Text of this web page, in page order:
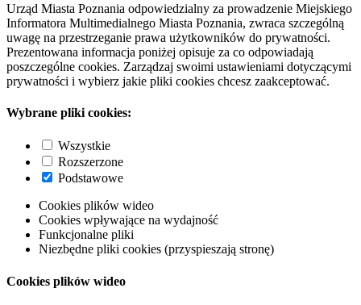
Urząd Miasta Poznania odpowiedzialny za prowadzenie Miejskiego
Informatora Multimedialnego Miasta Poznania, zwraca szczególną
uwagę na przestrzeganie prawa użytkowników do prywatności.
Prezentowana informacja poniżej opisuje za co odpowiadają
poszczególne cookies. Zarządzaj swoimi ustawieniami dotyczącymi
prywatności i wybierz jakie pliki cookies chcesz zaakceptować.
Wybrane pliki cookies:
Wszystkie
Rozszerzone
Podstawowe
Cookies plików wideo
Cookies wpływające na wydajność
Funkcjonalne pliki
Niezbędne pliki cookies (przyspieszają stronę)
Cookies plików wideo